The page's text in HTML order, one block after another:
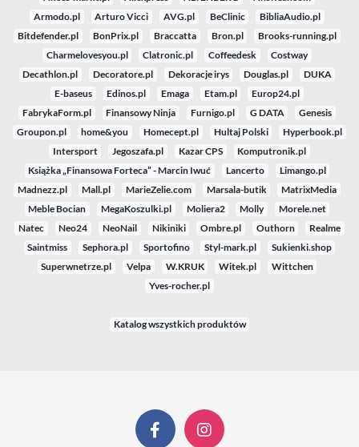
Armodo.pl
Arturo Vicci AVG.pl BeClinic
BibliaAudio.pl
Bitdefender.pl
BonPrix.pl Braccatta Bron.pl
Brooks-running.pl
Charmelovesyou.pl
Clatronic.pl Coffeedesk
Costway
Decathlon.pl
Decoratore.pl Dekoracje irys Douglas.pl
DUKA
E-baseus
Edinos.pl Emaga Etam.pl
Europ24.pl
FabrykaForm.pl
Finansowy Ninja Furnigo.pl G DATA
Genesis
Groupon.pl
home&you Homecept.pl Hultaj Polski
Hyperbook.pl
Intersport
Jegoszafa.pl Kazar CPS
Komputronik.pl
Książka „Finansowa Forteca” - Marcin Iwuć
Lancerto
Limango.pl
Madnezz.pl
Mall.pl MarieZelie.com Marsala-butik
MatrixMedia
Meble Bocian
MegaKoszulki.pl Moliera2 Molly
Morele.net
Natec
Neo24 NeoNail Nikiniki Ombre.pl Outhorn
Realme
Saintmiss
Sephora.pl Sportofino Styl-mark.pl
Sukienki.shop
Superwnetrze.pl
Velpa W.KRUK Witek.pl
Wittchen
Yves-rocher.pl
Katalog wszystkich produktów